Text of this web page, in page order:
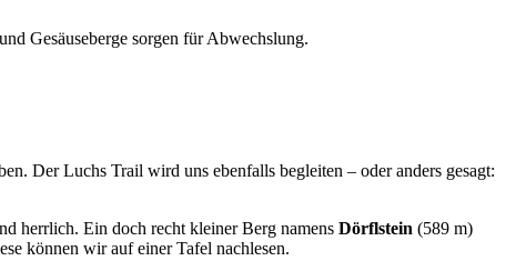
Gesäuseberge sorgen für Abwechslung.
Der Luchs Trail wird uns ebenfalls begleiten – oder anders gesagt:
herrlich. Ein doch recht kleiner Berg namens Dörflstein (589 m)
können wir auf einer Tafel nachlesen.